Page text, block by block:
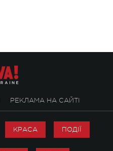
РЕКЛАМА НА САЙТІ
КРАСА ПОДІЇ